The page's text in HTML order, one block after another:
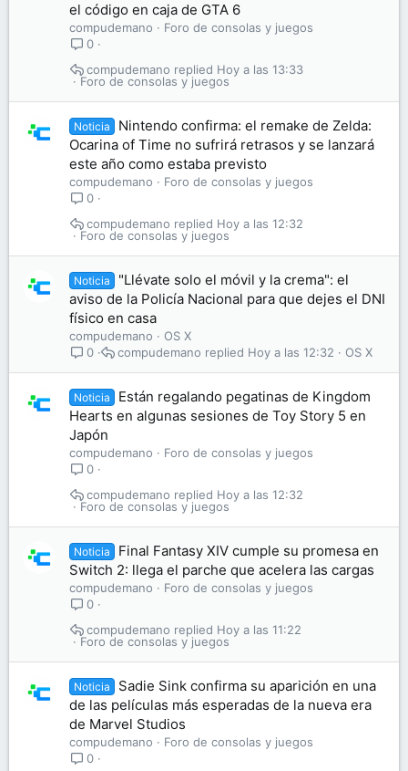
el código en caja de GTA 6
compudemano
Foro de consolas y juegos
0
Foro de consolas y juegos
Hoy a las 13:33
compudemano
Noticia
Nintendo confirma: el remake de Zelda:
Ocarina of Time no sufrirá retrasos y se lanzará
este año como estaba previsto
compudemano
Foro de consolas y juegos
0
Foro de consolas y juegos
Hoy a las 12:32
compudemano
Noticia
"Llévate solo el móvil y la crema": el
aviso de la Policía Nacional para que dejes el DNI
físico en casa
compudemano
OS X
0
OS X
Hoy a las 12:32
compudemano
Noticia
Están regalando pegatinas de Kingdom
Hearts en algunas sesiones de Toy Story 5 en
Japón
compudemano
Foro de consolas y juegos
0
Foro de consolas y juegos
Hoy a las 12:32
compudemano
Noticia
Final Fantasy XIV cumple su promesa en
Switch 2: llega el parche que acelera las cargas
compudemano
Foro de consolas y juegos
0
Foro de consolas y juegos
Hoy a las 11:22
compudemano
Noticia
Sadie Sink confirma su aparición en una
de las películas más esperadas de la nueva era
de Marvel Studios
compudemano
Foro de consolas y juegos
0